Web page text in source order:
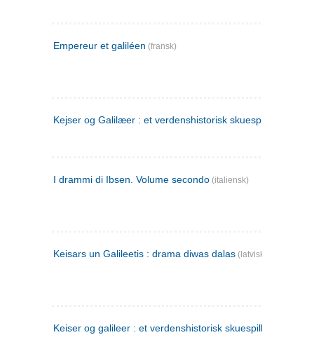
Empereur et galiléen (fransk)
Kejser og Galilæer : et verdenshistorisk skuespil
I drammi di Ibsen. Volume secondo (italiensk)
Keisars un Galileetis : drama diwas dalas (latvisk)
Keiser og galileer : et verdenshistorisk skuespill (1873)